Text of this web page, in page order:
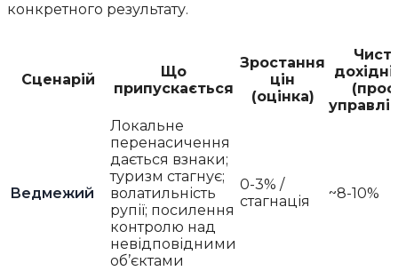
конкретного результату.
Сценарій
Що
припускається
Зростання
цін
(оцінка)
Ведмежий
Локальне
перенасичення
дається взнаки;
туризм стагнує;
волатильність
рупії; посилення
контролю над
невідповідними
об’єктами
0-3% /
стагнація
~8-10%